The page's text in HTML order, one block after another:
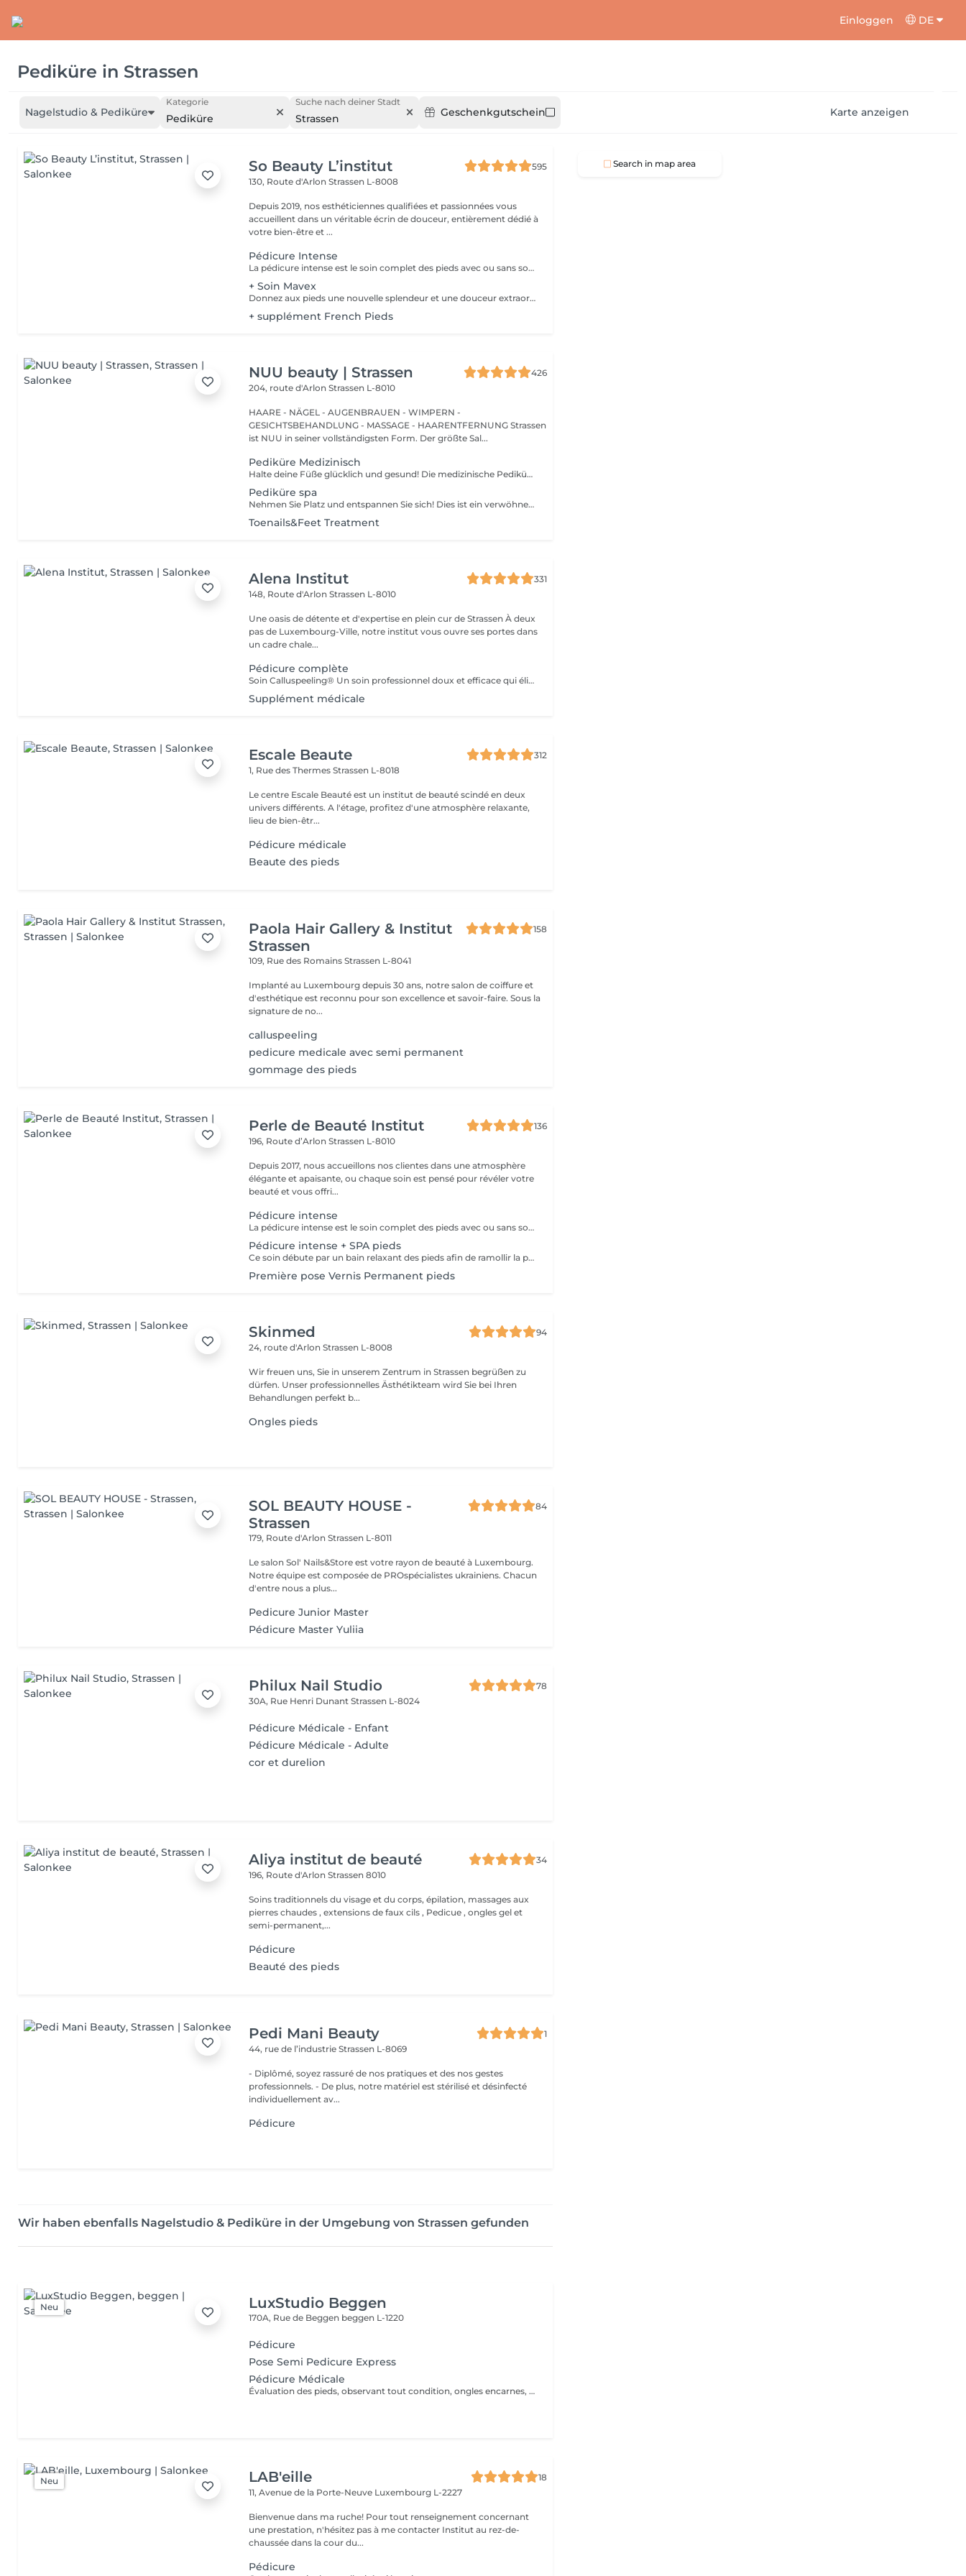
Einloggen DE
Pediküre in Strassen
Nagelstudio & Pediküre
Kategorie
Pediküre
Suche nach deiner Stadt
Strassen Geschenkgutschein Karte anzeigen
So Beauty L’institut
595
130, Route d'ArlonStrassen L-8008
Depuis 2019, nos esthéticiennes qualifiées et passionnées vous
accueillent dans un véritable écrin de douceur, entièrement dédié à
votre bien-être et ...
Pédicure Intense
La pédicure intense est le soin complet des pieds avec ou sans souci particulier. Elle comprend : bain de pied, pousse et coupe des cuticules, coupe et limage des ongles, travail des callosités et/ou cors au bistouri/crédo, rape, gommage, massage avec crème de soin. La pose de vernis transparent est incluse si souhaitée.
+ Soin Mavex
Donnez aux pieds une nouvelle splendeur et une douceur extraordinaire grâce à un traitement agréable et relaxant. Mavex Calluspeeling® est un soin professionnel pour la beauté des pieds qui permet d'obtenir des résultats immédiats et incroyables avec une seule séance. Rapide, facile, et efficace ! Mavex Calluspeeling® peut être réalisé seul comme une pédicure classique mais sans lame ni fraise, ou proposé en complément en cabine lors d'un soin visage (lors de la pose d'un masque), soin corps (lors d'un enveloppement), ou d'un soin des ongles et des cuticules.
+ supplément French Pieds
NUU beauty | Strassen
426
204, route d'ArlonStrassen L-8010
HAARE - NÄGEL - AUGENBRAUEN - WIMPERN -
GESICHTSBEHANDLUNG - MASSAGE - HAARENTFERNUNG Strassen
ist NUU in seiner vollständigsten Form. Der größte Sal...
Pediküre Medizinisch
Halte deine Füße glücklich und gesund! Die medizinische Pediküre ist eine spezialisierte Form der Fußbehandlung, bei der ein Nagelmeister Probleme wie Hornhaut, Risse und deformierte Nägel behandelt. Wie wird die medizinische Pediküre durchgeführt? - Problemidentifikation - Desinfektion und Erweichung der Füße - Entfernung von Hornhaut - Behandlung der Nagelplatte - Hautbehandlung - Auftragen einer medizinischen Creme Altersbeschränkungen: empfohlen ab 16 Jahren. Empfehlungen nach dem Eingriff: professionelle häusliche Pflege wird nach dem Eingriff empfohlen. Frequenz: einmal in 3-4 Wochen.
Pediküre spa
Nehmen Sie Platz und entspannen Sie sich! Dies ist ein verwöhnendes Fußpflegeerlebnis, das in der Regel die Fußexfoliation mit einem Fußpeeling und einer Kombination aus feuchtigkeitsspendenden Produkten umfasst. Unsere Meisterinnen führen eine Edged-Pediküre durch. Wie wird eine Pediküre SPA durchgeführt? - die Füße werden gereinigt und eingeweicht - die Nägel werden geschnitten, die Nagelplatte wird geformt und gefeilt - die Füße werden in Wasser eingetaucht - ein Peeling wird auf die Füße aufgetragen - eine Maske wird aufgetragen - die Nagelhaut und seitlichen Rillen werden korrigiert - die Fersen werden gereinigt - nagelhautöl und Fußcreme werden aufgetragen Altersbeschränkungen: empfohlen ab 14 Jahren. Empfehlungen nach dem Eingriff: es gibt keine speziellen Empfehlungen nach diesem Verfahren. Frequenz: einmal in 3-4 Wochen.
Toenails&Feet Treatment
Alena Institut
331
148, Route d'ArlonStrassen L-8010
Une oasis de détente et d'expertise en plein cur de Strassen À deux
pas de Luxembourg-Ville, notre institut vous ouvre ses portes dans
un cadre chale...
Pédicure complète
Soin Calluspeeling® Un soin professionnel doux et efficace qui élimine les callosités, talons secs et rugosités sans lame ni fraise. Les patches aux extraits végétaux lissent la peau, réparent en profondeur et laissent les pieds incroyablement doux dès la première séance.
Supplément médicale
Escale Beaute
312
1, Rue des ThermesStrassen L-8018
Le centre Escale Beauté est un institut de beauté scindé en deux
univers différents. A l'étage, profitez d'une atmosphère relaxante,
lieu de bien-êtr...
Pédicure médicale
Beaute des pieds
Paola Hair Gallery & Institut
Strassen
158
109, Rue des RomainsStrassen L-8041
Implanté au Luxembourg depuis 30 ans, notre salon de coiffure et
d'esthétique est reconnu pour son excellence et savoir-faire. Sous la
signature de no...
calluspeeling
pedicure medicale avec semi permanent
gommage des pieds
Perle de Beauté Institut
136
196, Route d’ArlonStrassen L-8010
Depuis 2017, nous accueillons nos clientes dans une atmosphère
élégante et apaisante, ou chaque soin est pensé pour révéler votre
beauté et vous offri...
Pédicure intense
La pédicure intense est le soin complet des pieds avec ou sans souci particulier. Elle comprend: bain de pieds, pousse et coupe des cuticules, coupe et limage des ongles, travail des callosités et/ou cors au bistouri/crédo, rape, massage avec crème de soin.
Pédicure intense + SPA pieds
Ce soin débute par un bain relaxant des pieds afin de ramollir la peau et favoriser la détente. Il se poursuit par la coupe et le limage des ongles, ainsi que le retrait minutieux des cuticules. Un travail approfondi est ensuite effectué pour éliminer les peaux mortes sur l'ensemble du pied. Si nécessaire, les cors sont également traités pour des pieds parfaitement lisses et soignés. Nous terminons par une gommage, hydratation accompagnée d'un massage relaxant, laissant les pieds doux, nourris et revitalisés.
Première pose Vernis Permanent pieds
Skinmed
94
24, route d'ArlonStrassen L-8008
Wir freuen uns, Sie in unserem Zentrum in Strassen begrüßen zu
dürfen. Unser professionnelles Ästhétikteam wird Sie bei Ihren
Behandlungen perfekt b...
Ongles pieds
SOL BEAUTY HOUSE -
Strassen
84
179, Route d'ArlonStrassen L-8011
Le salon Sol' Nails&Store est votre rayon de beauté à Luxembourg.
Notre équipe est composée de PROspécialistes ukrainiens. Chacun
d'entre nous a plus...
Pedicure Junior Master
Pédicure Master Yuliia
Philux Nail Studio
78
30A, Rue Henri DunantStrassen L-8024
Pédicure Médicale - Enfant
Pédicure Médicale - Adulte
cor et durelion
Aliya institut de beauté
34
196, Route d'ArlonStrassen 8010
Soins traditionnels du visage et du corps, épilation, massages aux
pierres chaudes , extensions de faux cils , Pedicue , ongles gel et
semi-permanent,...
Pédicure
Beauté des pieds
Pedi Mani Beauty
1
44, rue de l’industrieStrassen L-8069
- Diplômé, soyez rassuré de nos pratiques et des nos gestes
professionnels. - De plus, notre matériel est stérilisé et désinfecté
individuellement av...
Pédicure
Wir haben ebenfalls Nagelstudio & Pediküre in der Umgebung von Strassen gefunden
Neu LuxStudio Beggen
170A, Rue de Beggen beggen L-1220
Pédicure
Pose Semi Pedicure Express
Pédicure Médicale
Évaluation des pieds, observant tout condition, ongles encarnes, cour, callosités ! En cas de infections, champignons, micose ou les problèmes cotanés, recomandez une visite chez le podologue si necessaire. Desinfection des Pieds avec solution antiseptique. Retrait du Vernis Précédent avec un dissolvant pour nettoyer complètement les ongles des pieds. Coupez, desencarnes et Modelez les ongles avec une pance et lime, Pousses les Cuticules avec batone pour repousser doucement vers l'arrière et coupez les excès, Coupez avec bisturi les callosites si necessaire Traitement avec une rape pour eliminer les cellules mortes et les callosites, sans besoin d'immersion dans l'eau. Application d'un gommage supplementaire si necessaire. Hydratation Intense avec crème et les cuticules pour maintenir la peau douce, Appliquez une base transparent pour protéger les ongles. Attendez suffisamment de tempos pour sèc
Neu LAB'eille
18
11, Avenue de la Porte-Neuve Luxembourg L-2227
Bienvenue dans ma ruche! Pour tout renseignement concernant
une prestation, n'hésitez pas à me contacter Institut au rez-de-
chaussée dans la cour du...
Pédicure
Search in map area